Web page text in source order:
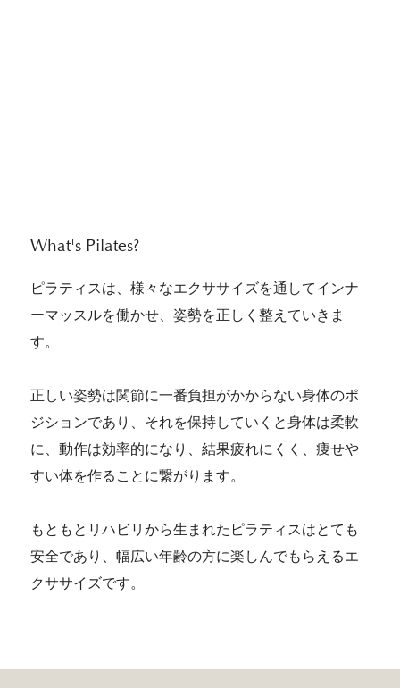
​What's Pilates?
ピラティスは、様々なエクササイズを通してインナ
ーマッスルを働かせ、姿勢を正しく整えていきま
す。
正しい姿勢は関節に一番負担がかからない身体のポ
ジションであり、それを保持していくと身体は柔軟
に、動作は効率的になり、結果疲れにくく、痩せや
すい体を作ることに繋がります。
もともとリハビリから生まれたピラティスはとても
安全であり、幅広い年齢の方に楽しんでもらえるエ
クササイズです。